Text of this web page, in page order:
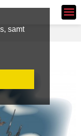
samt